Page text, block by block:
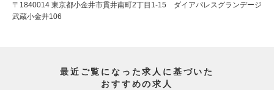
〒1840014 東京都小金井市貫井南町2丁目1-15 ダイアパレスグランデージ
武蔵小金井106
最近ご覧になった求人に基づいた
おすすめの求人